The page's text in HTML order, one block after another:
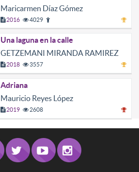
Maricarmen Díaz Gómez
2016 4029
Una laguna en la calle
GETZEMANI MIRANDA RAMIREZ
2018 3557
Adriana
Mauricio Reyes López
2019 2608